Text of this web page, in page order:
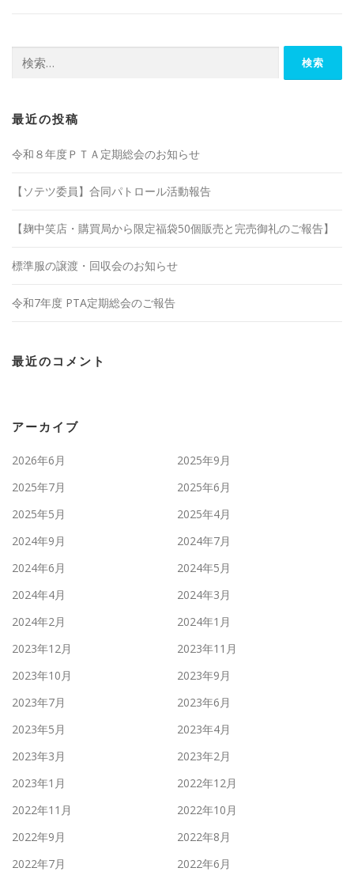
最近の投稿
令和８年度ＰＴＡ定期総会のお知らせ
【ソテツ委員】合同パトロール活動報告
【麹中笑店・購買局から限定福袋50個販売と完売御礼のご報告】
標準服の譲渡・回収会のお知らせ
令和7年度 PTA定期総会のご報告
最近のコメント
アーカイブ
2026年6月
2025年9月
2025年7月
2025年6月
2025年5月
2025年4月
2024年9月
2024年7月
2024年6月
2024年5月
2024年4月
2024年3月
2024年2月
2024年1月
2023年12月
2023年11月
2023年10月
2023年9月
2023年7月
2023年6月
2023年5月
2023年4月
2023年3月
2023年2月
2023年1月
2022年12月
2022年11月
2022年10月
2022年9月
2022年8月
2022年7月
2022年6月